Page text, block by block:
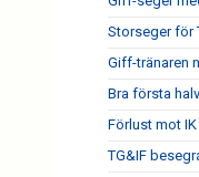
Storseger för
Giff-tränaren
Bra första
Förlust mot
TG&IF